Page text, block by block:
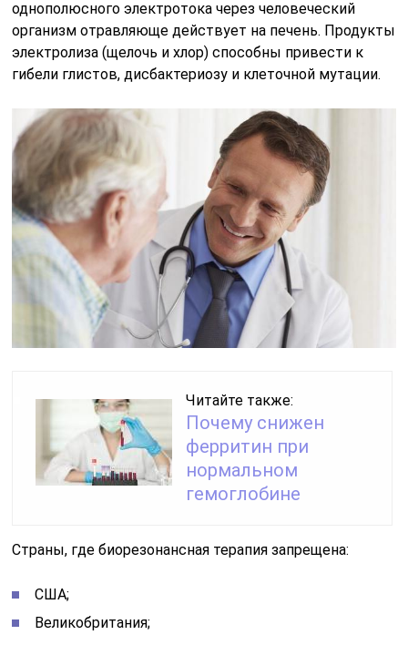
однополюсного электротока через человеческий
организм отравляюще действует на печень. Продукты
электролиза (щелочь и хлор) способны привести к
гибели глистов, дисбактериозу и клеточной мутации.
Читайте также:
Почему снижен
ферритин при
нормальном
гемоглобине
Страны, где биорезонансная терапия запрещена:
США;
Великобритания;